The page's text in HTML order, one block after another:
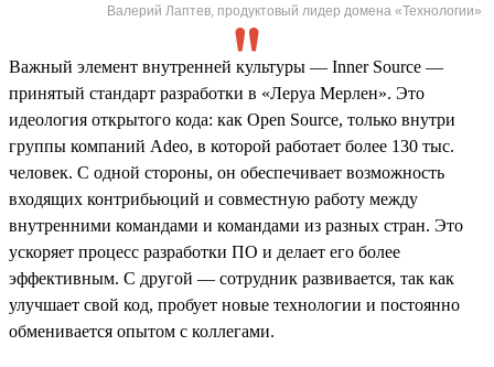
Валерий Лаптев, продуктовый лидер домена «Технологии»
Важный элемент внутренней культуры — Inner Source —
принятый стандарт разработки в «Леруа Мерлен». Это
идеология открытого кода: как Open Source, только внутри
группы компаний Adeo, в которой работает более 130 тыс.
человек. С одной стороны, он обеспечивает возможность
входящих контрибьюций и совместную работу между
внутренними командами и командами из разных стран. Это
ускоряет процесс разработки ПО и делает его более
эффективным. С другой — сотрудник развивается, так как
улучшает свой код, пробует новые технологии и постоянно
обменивается опытом с коллегами.